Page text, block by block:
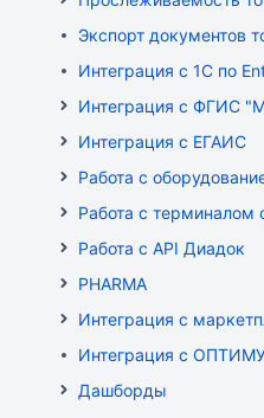
Экспорт документов
Интеграция с 1С по
Интеграция с ФГИС
Интеграция с ЕГАИС
Работа с
Работа с терминалом
Работа с API Диадок
PHARMA
Интеграция с
Интеграция с
Дашборды